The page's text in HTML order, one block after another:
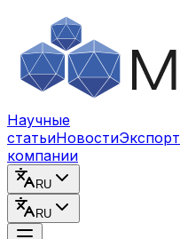
Перейти к содержимому
Научные
статьиНовостиЭкспорт
компании
RU
RU